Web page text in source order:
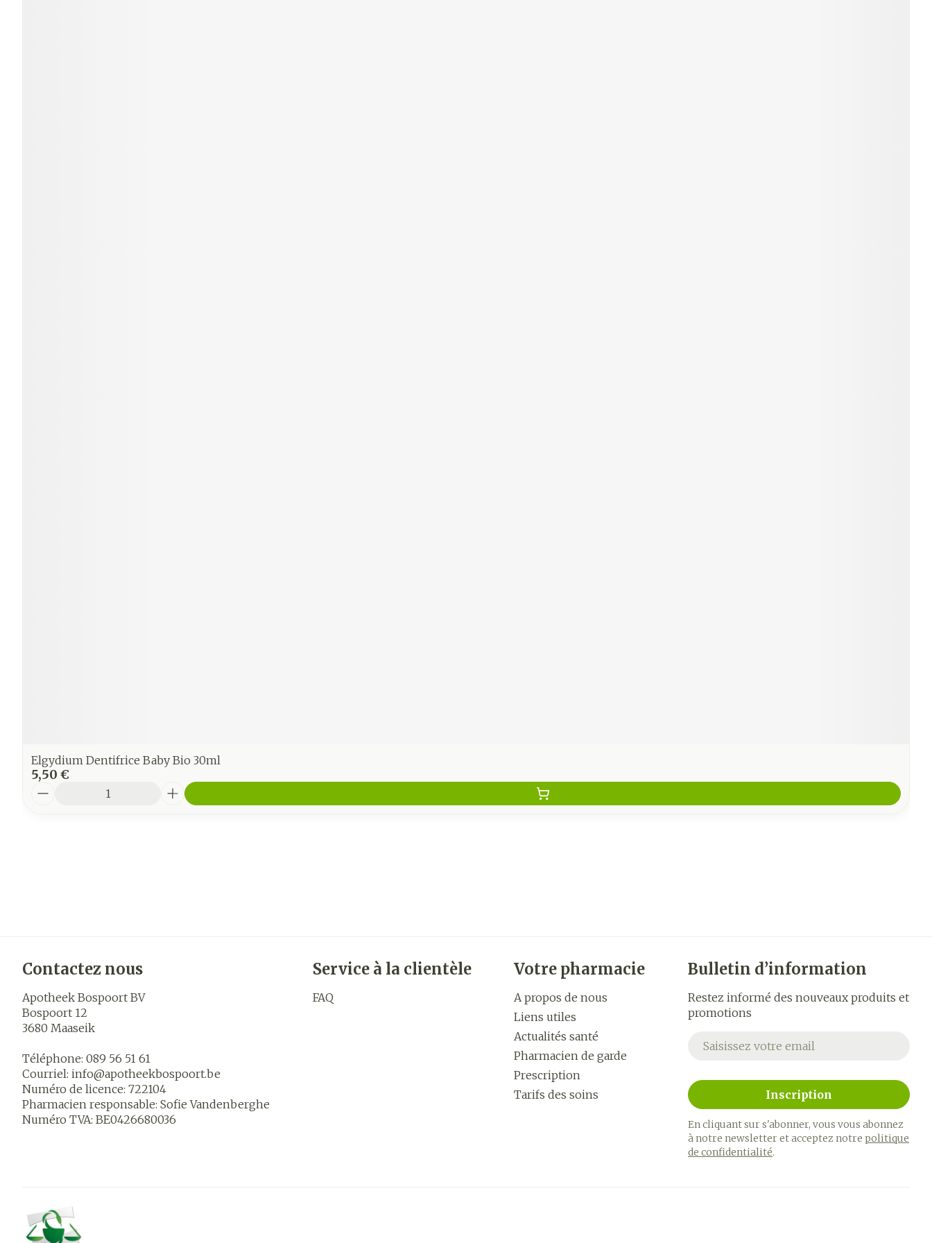
Elgydium Dentifrice Baby Bio 30ml
5,50 €
Contactez nous
Apotheek Bospoort BV
Bospoort 12
3680 Maaseik
Téléphone: 089 56 51 61
Courriel: info@apotheekbospoort.be
Numéro de licence: 722104
Pharmacien responsable: Sofie Vandenberghe
Numéro TVA: BE0426680036
Service à la clientèle
FAQ
Votre pharmacie
A propos de nous
Liens utiles
Actualités santé
Pharmacien de garde
Prescription
Tarifs des soins
Bulletin d’information
Restez informé des nouveaux produits et
promotions
Adresse mail
Inscription
En cliquant sur s'abonner, vous vous abonnez
à notre newsletter et acceptez notrepolitique
de confidentialité.